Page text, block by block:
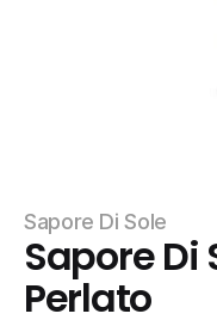
Sapore Di Sole
Sapore Di
Perlato